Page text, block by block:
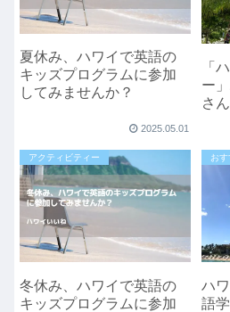
夏休み、ハワイで英語の
キッズプログラムに参加
してみませんか？
2025.05.01
「
ー
さ
アクティビティー
冬休み、ハワイで英語の
キッズプログラムに参加
お
ハ
語